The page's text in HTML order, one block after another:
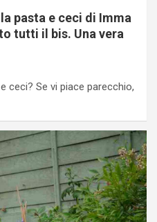
pasta e ceci di Imma
tutti il bis. Una vera
ceci? Se vi piace parecchio,